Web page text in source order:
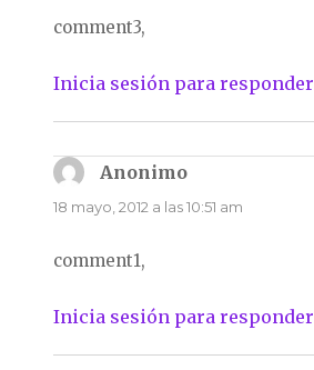
comment3,
Inicia sesión para responder
Anonimodice:
18 mayo, 2012 a las 10:51 am
comment1,
Inicia sesión para responder